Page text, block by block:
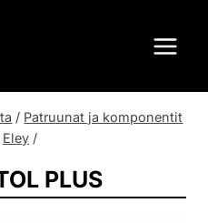
/ Patruunat ja komponentit
Eley /
PLUS